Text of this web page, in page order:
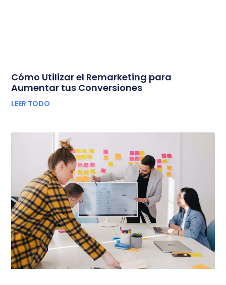
Cómo Utilizar el Remarketing para
Aumentar tus Conversiones
LEER TODO